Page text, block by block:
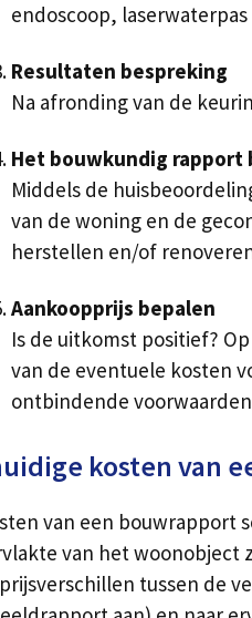
endoscoop,
Resultaten bespreking
Na afronding van de
Het bouwkundig rapport
Middels de
van de woning en de
herstellen en/of
Aankoopprijs bepalen
Is de uitkomst positief?
van de eventuele kosten
ontbindende
kosten van
van een bouwrapport
van het woonobject
tussen de